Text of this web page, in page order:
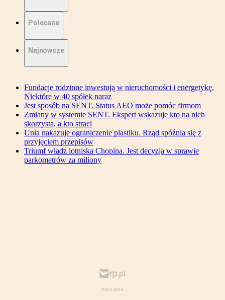
Polecane
Najnowsze
Fundacje rodzinne inwestują w nieruchomości i energetykę.
Niektóre w 40 spółek naraz
Jest sposób na SENT. Status AEO może pomóc firmom
Zmiany w systemie SENT. Ekspert wskazuje kto na nich
skorzysta, a kto straci
Unia nakazuje ograniczenie plastiku. Rząd spóźnia się z
przyjęciem przepisów
Triumf władz lotniska Chopina. Jest decyzja w sprawie
parkometrów za miliony